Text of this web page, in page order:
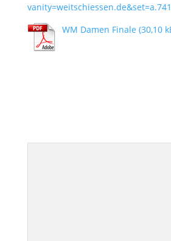
WM Damen Finale